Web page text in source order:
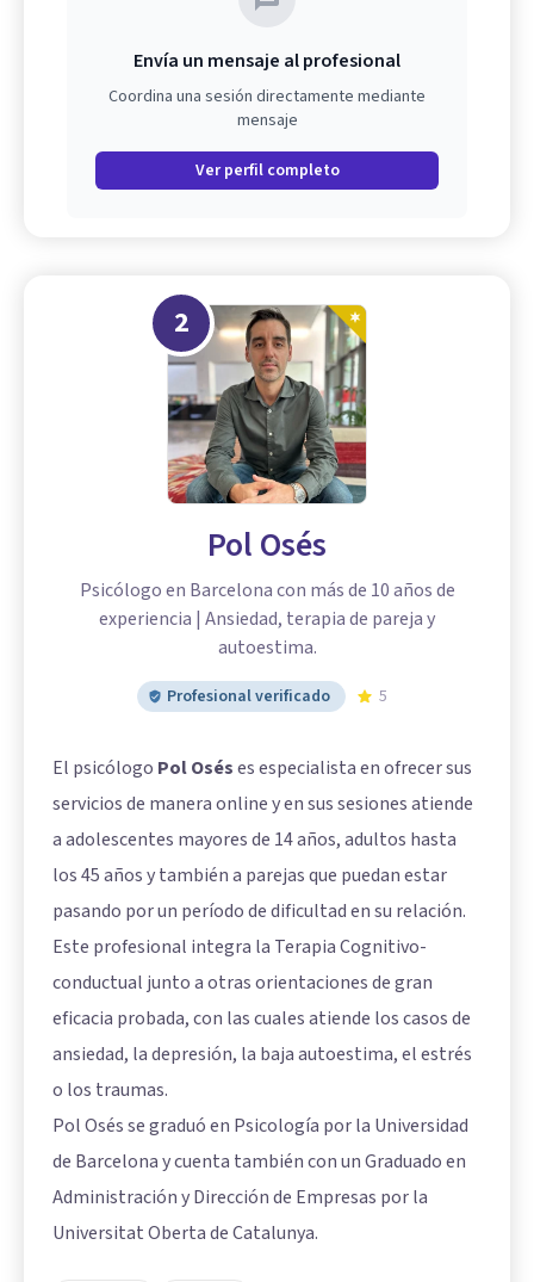
Envía un mensaje al profesional
Coordina una sesión directamente mediante
mensaje
Ver perfil completo
2
Pol Osés
Psicólogo en Barcelona con más de 10 años de
experiencia | Ansiedad, terapia de pareja y
autoestima.
Profesional verificado 5
El psicólogo Pol Oséses especialista en ofrecer sus
servicios de manera online y en sus sesiones atiende
a adolescentes mayores de 14 años, adultos hasta
los 45 años y también a parejas que puedan estar
pasando por un período de dificultad en su relación.
Este profesional integra la Terapia Cognitivo-
conductual junto a otras orientaciones de gran
eficacia probada, con las cuales atiende los casos de
ansiedad, la depresión, la baja autoestima, el estrés
o los traumas.
Pol Osés se graduó en Psicología por la Universidad
de Barcelona y cuenta también con un Graduado en
Administración y Dirección de Empresas por la
Universitat Oberta de Catalunya.